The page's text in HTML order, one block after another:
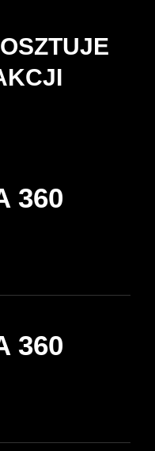
OSZTUJE
KCJI
360
360